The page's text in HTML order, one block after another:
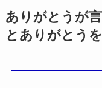
ありがとうが
とありがとう